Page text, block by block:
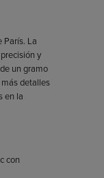
La
y
un gramo
detalles
en la
con